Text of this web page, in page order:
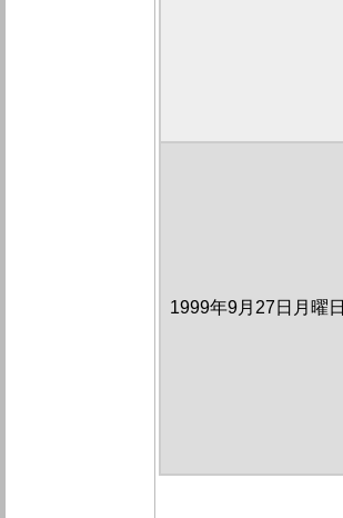
1999年9月27日月曜日